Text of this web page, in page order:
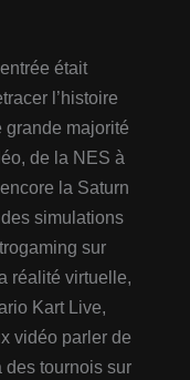
était
l’histoire
grande majorité
de la NES à
la Saturn
simulations
sur
réalité virtuelle,
Kart Live,
vidéo parler de
des tournois sur